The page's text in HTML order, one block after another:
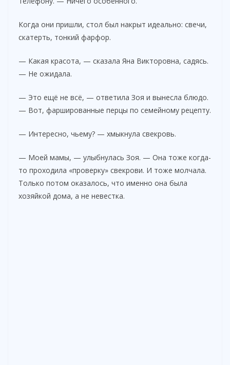
Когда они пришли, стол был накрыт идеально: свечи,
скатерть, тонкий фарфор.
— Какая красота, — сказала Яна Викторовна, садясь.
— Не ожидала.
— Это ещё не всё, — ответила Зоя и вынесла блюдо.
— Вот, фаршированные перцы по семейному рецепту.
— Интересно, чьему? — хмыкнула свекровь.
— Моей мамы, — улыбнулась Зоя. — Она тоже когда-
то проходила «проверку» свекрови. И тоже молчала.
Только потом оказалось, что именно она была
хозяйкой дома, а не невестка.